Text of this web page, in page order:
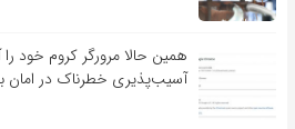
همین حالا مرورگر کروم خود
آسیب‌‌‌‌پذیری خطرناک در امان